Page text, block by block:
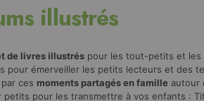
illustrés
de livres illustréspour les tout-petits et les
pour émerveiller les petits lecteurs et des
ces moments partagés en famille autour
petits pour les transmettre à vos enfants :